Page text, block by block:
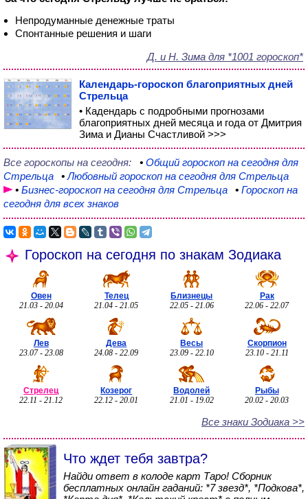
Непродуманные денежные траты
Спонтанные решения и шаги
Д. и Н. Зима для *1001 гороскоп*
Календарь-гороскоп благоприятных дней
Стрельца
• Кадендарь с подробными прогнозами
благоприятных дней месяца и года от Дмитрия
Зима и Дианы Счастливой >>>
Все гороскопы на сегодня: • Общий гороскоп на сегодня для
Стрельца
•Любовный гороскоп на сегодня для Стрельца
• Бизнес-гороскоп на сегодня для Стрельца • Гороскоп на
сегодня для всех знаков
Гороскоп на сегодня по знакам Зодиака
Овен
21.03 - 20.04
Телец
21.04 - 21.05
Близнецы
22.05 - 21.06
Рак
22.06 - 22.07
Лев
23.07 - 23.08
Дева
24.08 - 22.09
Весы
23.09 - 22.10
Скорпион
23.10 - 21.11
Стрелец
22.11 - 21.12
Козерог
22.12 - 20.01
Водолей
21.01 - 19.02
Рыбы
20.02 - 20.03
Все знаки Зодиака >>
Что ждет тебя завтра?
Найди ответ в колоде карт Таро! Сборник
бесплатных онлайн гаданий: *7 звезд*, *Подкова*,